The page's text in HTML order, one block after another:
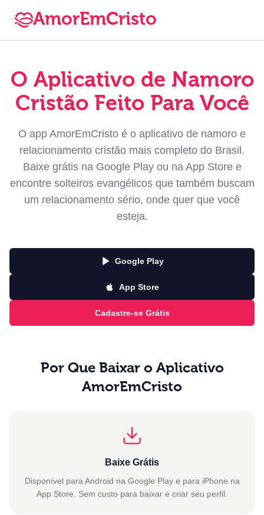
AmorEmCristo
O Aplicativo de Namoro
Cristão Feito Para Você
O app AmorEmCristo é o aplicativo de namoro e
relacionamento cristão mais completo do Brasil.
Baixe grátis na Google Play ou na App Store e
encontre solteiros evangélicos que também buscam
um relacionamento sério, onde quer que você
esteja.
Google Play
App Store
Cadastre-se Grátis
Por Que Baixar o Aplicativo
AmorEmCristo
Baixe Grátis
Disponível para Android na Google Play e para iPhone na
App Store. Sem custo para baixar e criar seu perfil.